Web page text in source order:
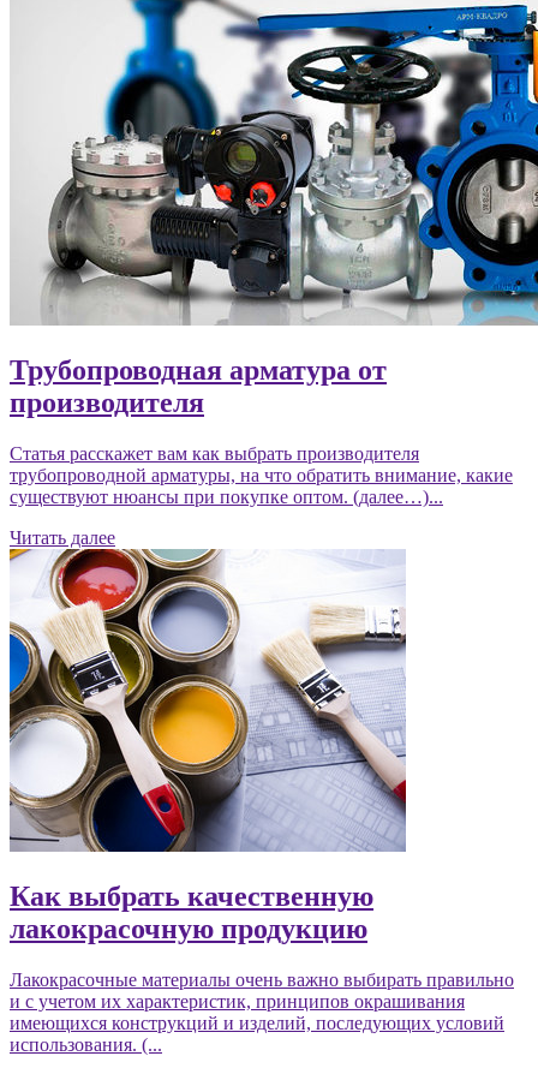
Трубопроводная арматура от
производителя
Статья расскажет вам как выбрать производителя
трубопроводной арматуры, на что обратить внимание, какие
существуют нюансы при покупке оптом. (далее…)...
Читать далее
Как выбрать качественную
лакокрасочную продукцию
Лакокрасочные материалы очень важно выбирать правильно
и с учетом их характеристик, принципов окрашивания
имеющихся конструкций и изделий, последующих условий
использования. (...